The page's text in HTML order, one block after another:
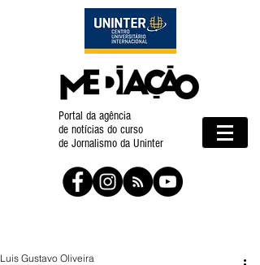
Portal da agência
de notícias do curso
de Jornalismo da Uninter
Luis Gustavo Oliveira